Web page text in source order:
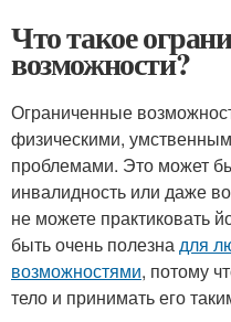
Что такое
возможности?
Ограниченные
физическими,
проблемами. Это может
инвалидность или даже
не можете практиковать
быть очень полезнадля
возможностями, потому
тело и принимать его